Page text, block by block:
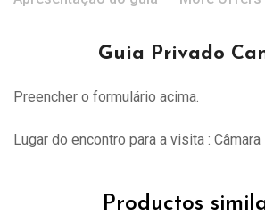
Guia Privado
Preencher o formulário acima.
Lugar do encontro para a visita :
Productos